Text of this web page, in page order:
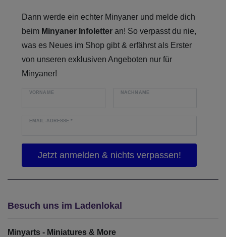
Dann werde ein echter Minyaner und melde dich
beim Minyaner Infoletter an! So verpasst du nie,
was es Neues im Shop gibt & erfährst als Erster
von unseren exklusiven Angeboten nur für
Minyaner!
VORNAME NACHNAME
EMAIL-ADRESSE*
Besuch uns im Ladenlokal
Minyarts - Miniatures & More